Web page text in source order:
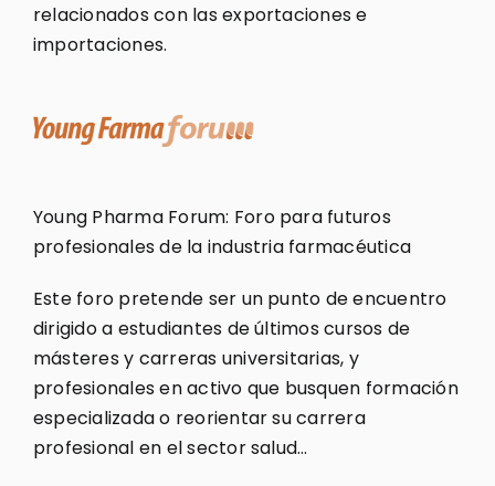
relacionados con las exportaciones e
importaciones.
Young Pharma Forum: Foro para futuros
profesionales de la industria farmacéutica
Este foro pretende ser un punto de encuentro
dirigido a estudiantes de últimos cursos de
másteres y carreras universitarias, y
profesionales en activo que busquen formación
especializada o reorientar su carrera
profesional en el sector salud…